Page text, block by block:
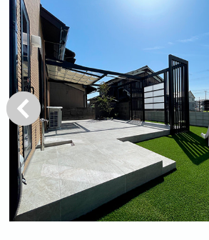
戻る